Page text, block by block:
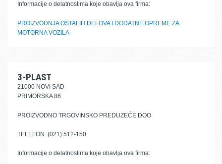
Informacije o delatnostima koje obavlja ova firma:
PROIZVODNJA OSTALIH DELOVA I DODATNE OPREME ZA
MOTORNA VOZILA
3-PLAST
21000 NOVI SAD
PRIMORSKA 86
PROIZVODNO TRGOVINSKO PREDUZEĆE DOO
TELEFON: (021) 512-150
Informacije o delatnostima koje obavlja ova firma: